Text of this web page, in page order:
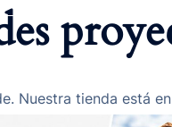
Nuestra tienda está